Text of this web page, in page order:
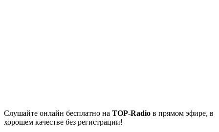
Cлушайте онлайн бесплатно на TOP-Radio в прямом эфире, в
хорошем качестве без регистрации!